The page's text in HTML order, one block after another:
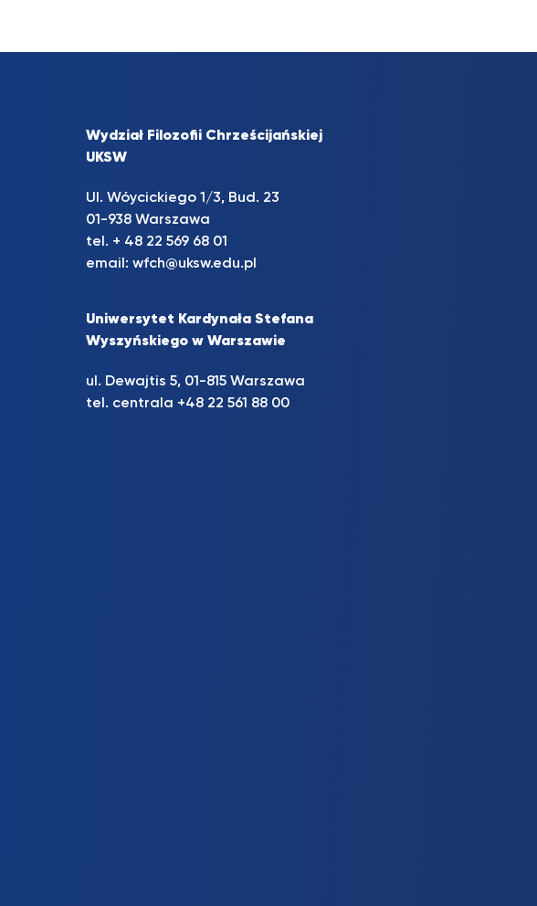
Wydział Filozofii Chrześcijańskiej
UKSW
Ul. Wóycickiego 1/3, Bud. 23
01-938 Warszawa
tel. + 48 22 569 68 01
email: wfch@uksw.edu.pl
Uniwersytet Kardynała Stefana
Wyszyńskiego w Warszawie
ul. Dewajtis 5, 01-815 Warszawa
tel. centrala +48 22 561 88 00